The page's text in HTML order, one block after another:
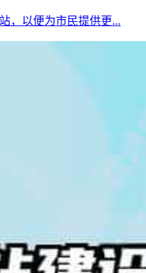
，以便为市民提供更...